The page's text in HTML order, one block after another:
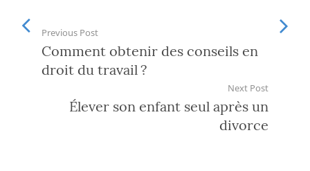
Previous Post
Comment obtenir des conseils en
droit du travail ?
Next Post
Élever son enfant seul après un
divorce